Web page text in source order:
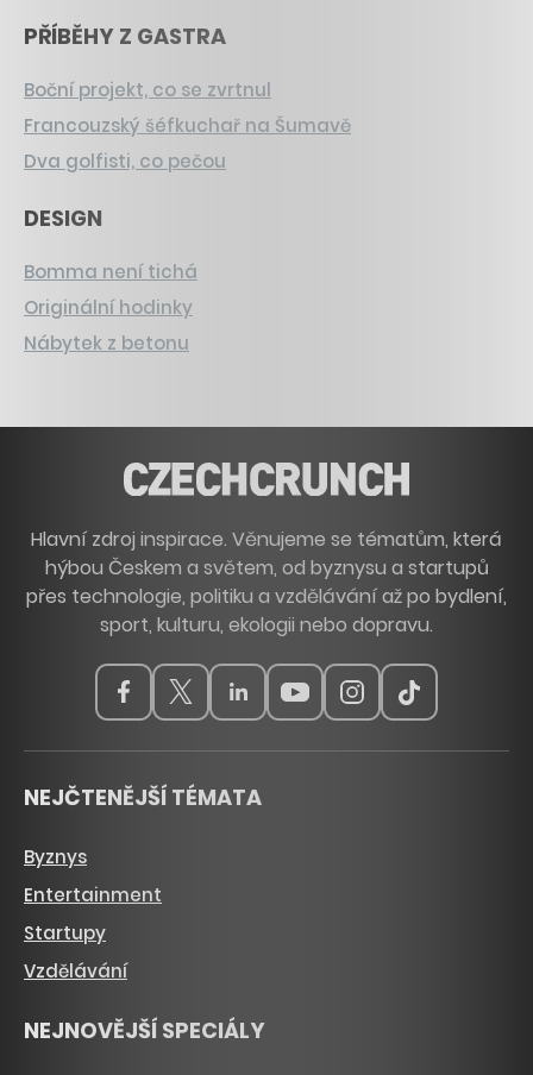
PŘÍBĚHY Z GASTRA
Boční projekt, co se zvrtnul
Francouzský šéfkuchař na Šumavě
Dva golfisti, co pečou
DESIGN
Bomma není tichá
Originální hodinky
Nábytek z betonu
Hlavní zdroj inspirace. Věnujeme se tématům, která
hýbou Českem a světem, od byznysu a startupů
přes technologie, politiku a vzdělávání až po bydlení,
sport, kulturu, ekologii nebo dopravu.
NEJČTENĚJŠÍ TÉMATA
Byznys
Entertainment
Startupy
Vzdělávání
NEJNOVĚJŠÍ SPECIÁLY